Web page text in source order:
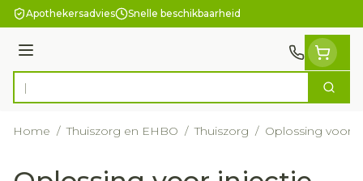
Ga naar de inhoud
Apothekersadvies Snelle beschikbaarheid
Menu
Product, merk, categorie... Zoek
Home / Thuiszorg en EHBO / Thuiszorg / Oplossing voor